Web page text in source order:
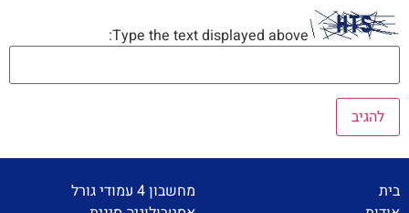
Type the text displayed above:
בית
מחשבון 4 עמודי גורל